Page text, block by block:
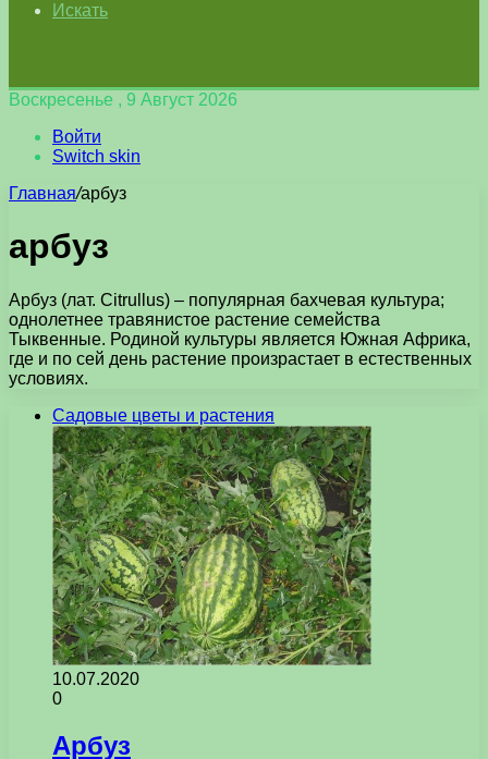
Искать
Воскресенье , 9 Август 2026
Войти
Switch skin
Главная/арбуз
арбуз
Арбуз (лат. Citrullus) – популярная бахчевая культура;
однолетнее травянистое растение семейства
Тыквенные. Родиной культуры является Южная Африка,
где и по сей день растение произрастает в естественных
условиях.
Садовые цветы и растения
10.07.2020
0
Арбуз